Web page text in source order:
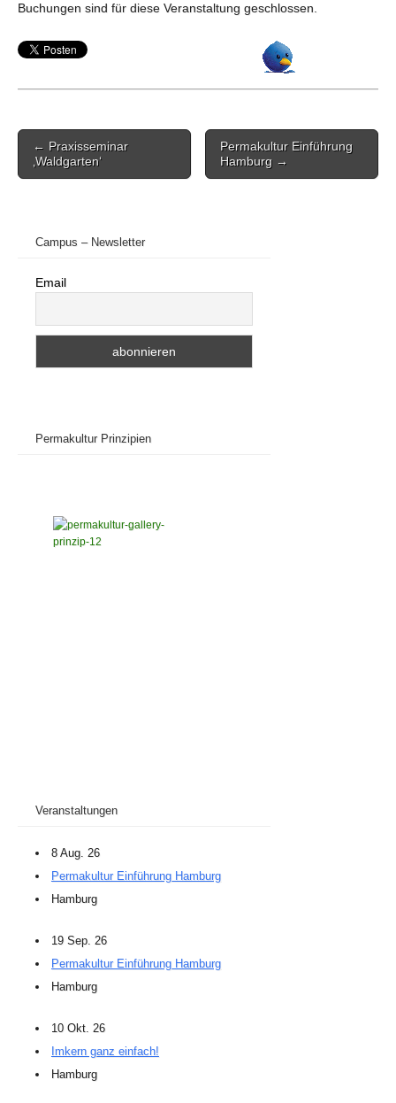
Buchungen sind für diese Veranstaltung geschlossen.
Post
navigation
← Praxisseminar
‚Waldgarten‘
Permakultur Einführung
Hamburg →
Campus – Newsletter
Email
Permakultur Prinzipien
Veranstaltungen
8 Aug. 26
Permakultur Einführung Hamburg
Hamburg
19 Sep. 26
Permakultur Einführung Hamburg
Hamburg
10 Okt. 26
Imkern ganz einfach!
Hamburg